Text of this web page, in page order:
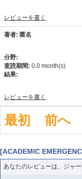
レビューを書く
著者: 匿名
分野:
査読期間: 0.0 month(s)
結果:
レビューを書く
最初 前へ
[ACADEMIC
あなたのレビューは、ジャ